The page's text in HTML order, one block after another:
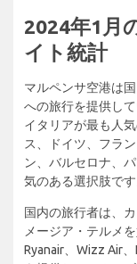
2024年1月
イト統計
マルペンサ空港は
への旅行を提供し
イタリアが最も人
ス、ドイツ、フラ
ン、バルセロナ、
気のある選択肢です
国内の旅行者は、
メージア・テルメ
Ryanair、Wizz Air